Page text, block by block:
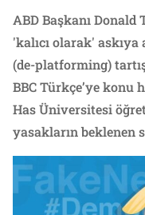
ABD Başkanı
'kalıcı olarak'
(de-platforming)
BBC Türkçe’ye konu
Has Üniversitesi
yasakların beklenen